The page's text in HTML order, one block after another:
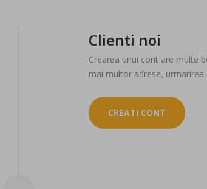
Clienti noi
Crearea unui cont are multe
mai multor adrese, urmarirea
CREATI CONT